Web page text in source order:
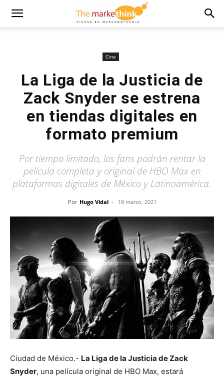
Cine
La Liga de la Justicia de
Zack Snyder se estrena
en tiendas digitales en
formato premium
Por tiempo limitado, los fans podrán rentar la
película completa y original de HBO Max en
plataformas digitales de México y Latinoamérica.
Por Hugo Vidal - 18 marzo, 2021
Ciudad de México.- La Liga de la Justicia de Zack
Snyder, una película original de HBO Max, estará